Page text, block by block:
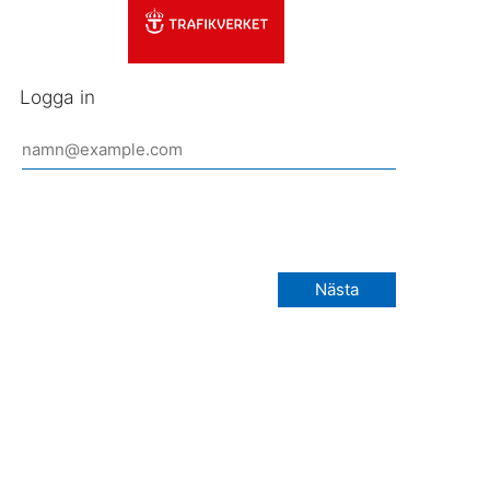
Logga in
Nästa